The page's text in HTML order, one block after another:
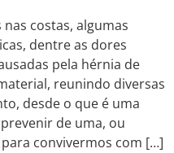
costas, algumas
dentre as dores
pela hérnia de
reunindo diversas
desde o que é uma
de uma, ou
convivermos com […]